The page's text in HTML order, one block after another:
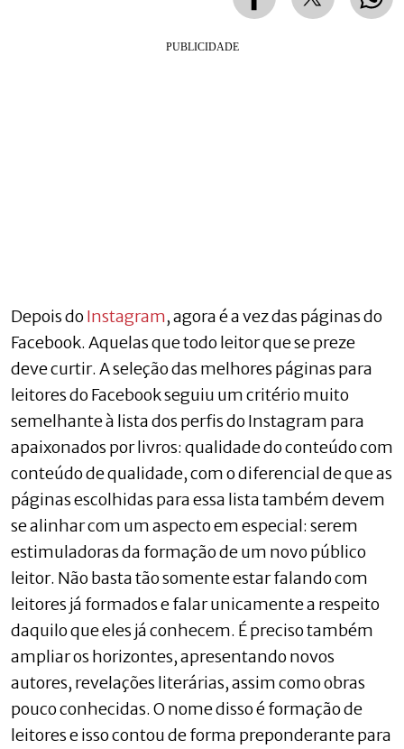
Depois doInstagram, agora é a vez das páginas do
Facebook. Aquelas que todo leitor que se preze
deve curtir. A seleção das melhores páginas para
leitores do Facebook seguiu um critério muito
semelhante à lista dos perfis do Instagram para
apaixonados por livros: qualidade do conteúdo com
conteúdo de qualidade, com o diferencial de que as
páginas escolhidas para essa lista também devem
se alinhar com um aspecto em especial: serem
estimuladoras da formação de um novo público
leitor. Não basta tão somente estar falando com
leitores já formados e falar unicamente a respeito
daquilo que eles já conhecem. É preciso também
ampliar os horizontes, apresentando novos
autores, revelações literárias, assim como obras
pouco conhecidas. O nome disso é formação de
leitores e isso contou de forma preponderante para